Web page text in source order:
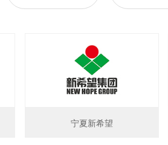
宁夏新希望